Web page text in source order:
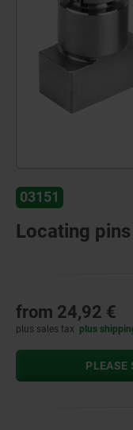
03151
Locating
from 24,92 €
plus sales tax plus
PLEASE